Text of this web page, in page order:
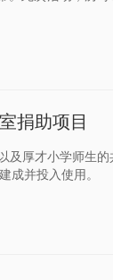
捐助项目
厚才小学师生
成并投入使用。